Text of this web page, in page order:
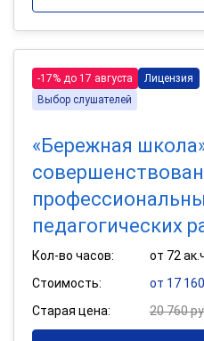
-17% до 17 августа
Лицензия
Выбор слушателей
«Бережная
педагогических
Кол-во часов:
от 72
Стоимость:
от 17 160
Старая цена:
20 760